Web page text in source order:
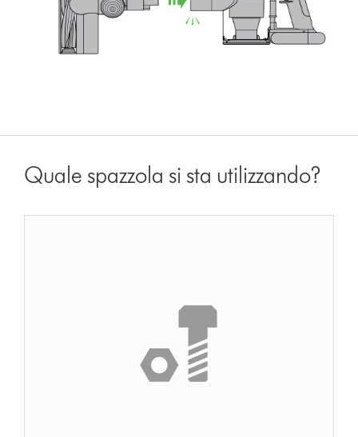
Quale spazzola si sta utilizzando?